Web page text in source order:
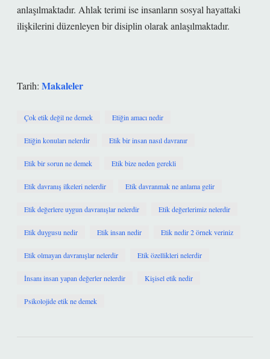
anlaşılmaktadır. Ahlak terimi ise insanların sosyal hayattaki
ilişkilerini düzenleyen bir disiplin olarak anlaşılmaktadır.
Tarih: Makaleler
Çok etik değil ne demek Etiğin amacı nedir
Etiğin konuları nelerdir Etik bir insan nasıl davranır
Etik bir sorun ne demek Etik bize neden gerekli
Etik davranış ilkeleri nelerdir Etik davranmak ne anlama gelir
Etik değerlere uygun davranışlar nelerdir Etik değerlerimiz nelerdir
Etik duygusu nedir Etik insan nedir Etik nedir 2 örnek veriniz
Etik olmayan davranışlar nelerdir Etik özellikleri nelerdir
İnsanı insan yapan değerler nelerdir Kişisel etik nedir
Psikolojide etik ne demek